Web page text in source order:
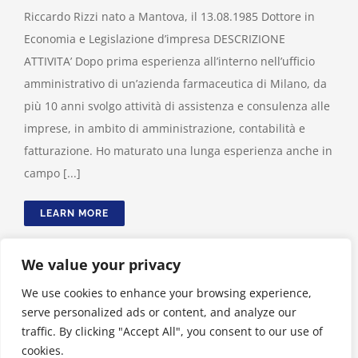
We value your privacy
We use cookies to enhance your browsing experience,
serve personalized ads or content, and analyze our
traffic. By clicking "Accept All", you consent to our use of
cookies.
Riccardo Rizzi nato a Mantova, il 13.08.1985 Dottore in
Economia e Legislazione d’impresa DESCRIZIONE
ATTIVITA’ Dopo prima esperienza all’interno nell’ufficio
amministrativo di un’azienda farmaceutica di Milano, da
più 10 anni svolgo attività di assistenza e consulenza alle
imprese, in ambito di amministrazione, contabilità e
fatturazione. Ho maturato una lunga esperienza anche in
campo [...]
LEARN MORE